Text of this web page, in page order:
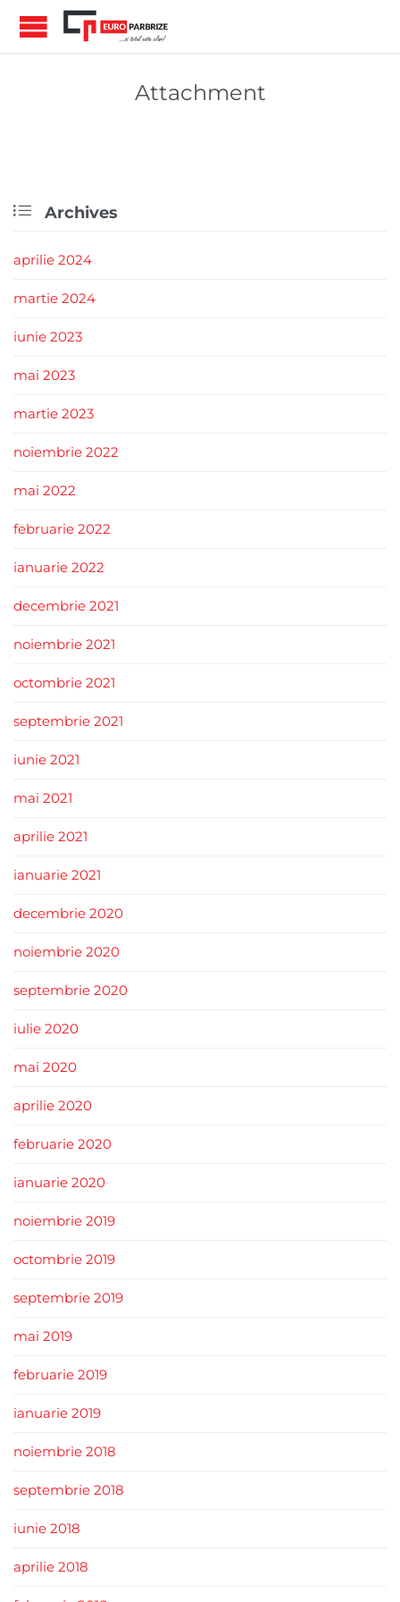
Attachment
 Archives
aprilie 2024
martie 2024
iunie 2023
mai 2023
martie 2023
noiembrie 2022
mai 2022
februarie 2022
ianuarie 2022
decembrie 2021
noiembrie 2021
octombrie 2021
septembrie 2021
iunie 2021
mai 2021
aprilie 2021
ianuarie 2021
decembrie 2020
noiembrie 2020
septembrie 2020
iulie 2020
mai 2020
aprilie 2020
februarie 2020
ianuarie 2020
noiembrie 2019
octombrie 2019
septembrie 2019
mai 2019
februarie 2019
ianuarie 2019
noiembrie 2018
septembrie 2018
iunie 2018
aprilie 2018